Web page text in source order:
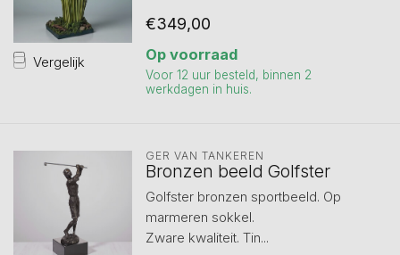
Vergelijk
€349,00
Op voorraad
Voor 12 uur besteld, binnen 2
werkdagen in huis.
GER VAN TANKEREN
Bronzen beeld Golfster
Golfster bronzen sportbeeld. Op
marmeren sokkel.
Zware kwaliteit. Tin...